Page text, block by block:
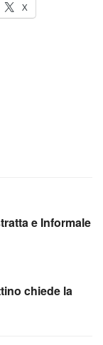
X
e Informale
chiede la